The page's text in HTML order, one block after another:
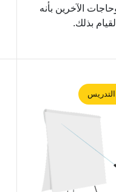
الآخرين بأنه
بذلك.